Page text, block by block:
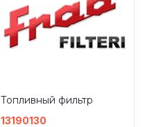
Топливный фильтр
13190130